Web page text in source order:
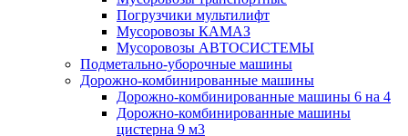
Погрузчики мультилифт
Мусоровозы КАМАЗ
Мусоровозы АВТОСИСТЕМЫ
Подметально-уборочные машины
Дорожно-комбинированные машины
Дорожно-комбинированные машины 6 на 4
Дорожно-комбинированные машины
цистерна 9 м3